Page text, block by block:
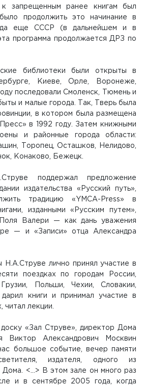
к запрещенным ранее книгам был
продолжить это начинание в
еще СССР (в дальнейшем и в
программа продолжается ДРЗ по
библиотеки были открыты в
Киеве, Орле, Воронеже,
последовали Смоленск, Тюмень и
и малые города. Так, Тверь была
в котором была размещена
в 1992 году. Затем книжными
и районные города области:
Торопец, Осташков, Нелидово,
Конаково, Бежецк.
поддержал предложение
издательства «Русский путь»,
традицию «YMCA-Press» в
изданными «Русским путем»,
Валери — как дань уважения
— и «Записи» отца Александра
Н.А.Струве лично принял участие в
поездках по городам России,
Польши, Чехии, Словакии,
книги и принимал участие в
читал лекции.
«Зал Струве», директор Дома
Виктор Александрович Москвин
большое событие, вечер памяти
издателя, одного из
<...> В этом зале он много раз
и в сентябре 2005 года, когда